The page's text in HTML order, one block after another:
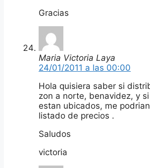
Gracias
Maria Victoria Laya
24/01/2011 a las 00:00
Hola quisiera saber si
zon a norte, benavidez, y
estan ubicados, me
listado de precios .
Saludos
victoria